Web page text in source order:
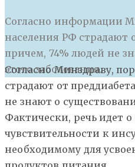
Согласно информации
населения РФ страдают
причем, 74% людей не
этого заболевания.
Согласно Минздраву,
страдают от
не знают о
Фактически, речь идет
чувствительности к
необходимому для